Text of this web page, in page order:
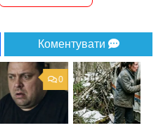
Коментувати
0